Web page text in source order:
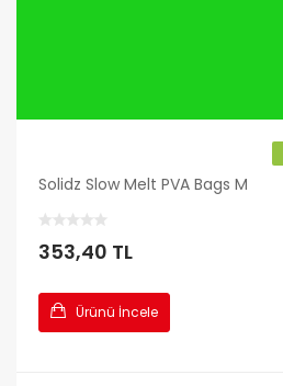
Solidz Slow Melt PVA Bags M
353,40 TL
Ürünü İncele